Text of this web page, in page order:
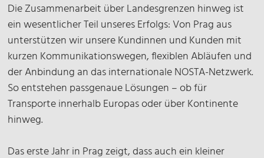
Die Zusammenarbeit über Landesgrenzen hinweg ist
ein wesentlicher Teil unseres Erfolgs: Von Prag aus
unterstützen wir unsere Kundinnen und Kunden mit
kurzen Kommunikationswegen, flexiblen Abläufen und
der Anbindung an das internationale NOSTA-Netzwerk.
So entstehen passgenaue Lösungen – ob für
Transporte innerhalb Europas oder über Kontinente
hinweg.
Das erste Jahr in Prag zeigt, dass auch ein kleiner